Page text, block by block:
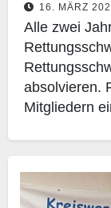
16. MÄRZ
Alle zwei
absolvieren.
Mitgliedern